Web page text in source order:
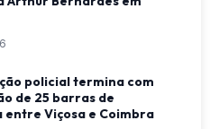
policial termina com
de 25 barras de
entre Viçosa e Coimbra